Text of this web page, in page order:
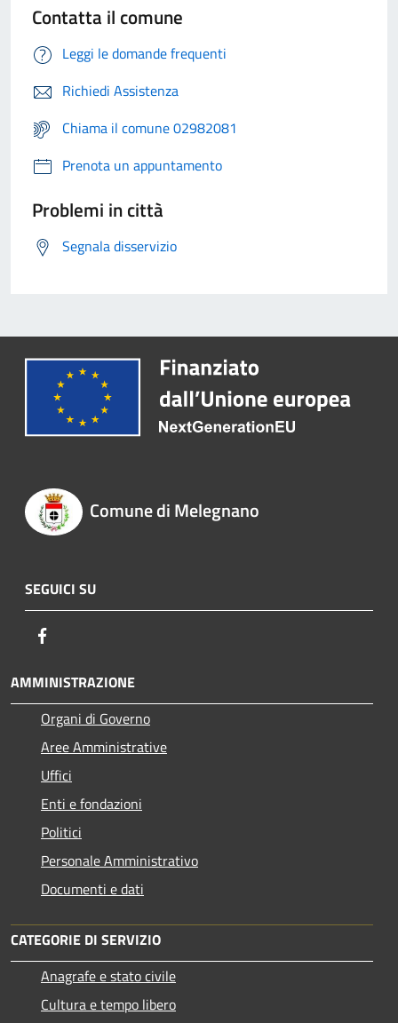
Contatta il comune
Leggi le domande frequenti
Richiedi Assistenza
Chiama il comune 02982081
Prenota un appuntamento
Problemi in città
Segnala disservizio
Comune di Melegnano
SEGUICI SU
AMMINISTRAZIONE
Organi di Governo
Aree Amministrative
Uffici
Enti e fondazioni
Politici
Personale Amministrativo
Documenti e dati
CATEGORIE DI SERVIZIO
Anagrafe e stato civile
Cultura e tempo libero